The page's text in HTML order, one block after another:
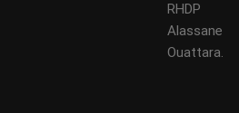
RHDP
Alassane
Ouattara.